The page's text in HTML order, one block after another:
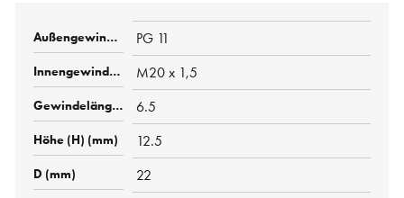
PG 11
M20 x 1,5
6.5
12.5
22